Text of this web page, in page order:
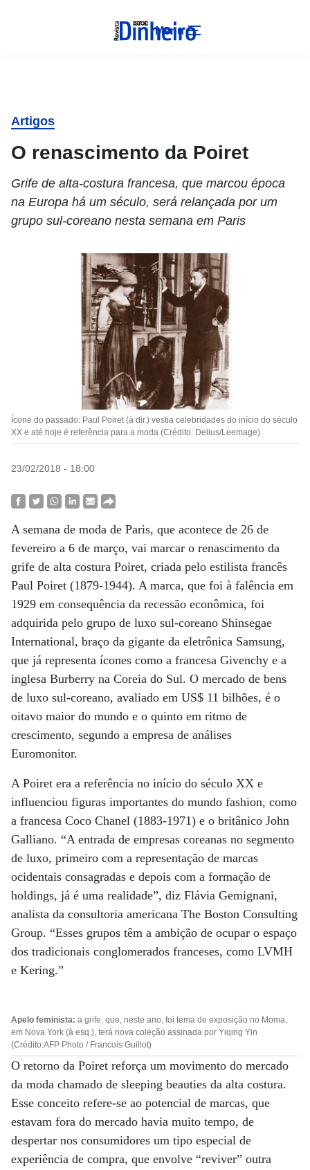
Menu
Artigos
O renascimento da Poiret
Grife de alta-costura francesa, que marcou época
na Europa há um século, será relançada por um
grupo sul-coreano nesta semana em Paris
Ícone do passado: Paul Poiret (à dir.) vestia celebridades do início do século
XX e até hoje é referência para a moda (Crédito: Delius/Leemage)
23/02/2018 - 18:00
A semana de moda de Paris, que acontece de 26 de
fevereiro a 6 de março, vai marcar o renascimento da
grife de alta costura Poiret, criada pelo estilista francês
Paul Poiret (1879-1944). A marca, que foi à falência em
1929 em consequência da recessão econômica, foi
adquirida pelo grupo de luxo sul-coreano Shinsegae
International, braço da gigante da eletrônica Samsung,
que já representa ícones como a francesa Givenchy e a
inglesa Burberry na Coreia do Sul. O mercado de bens
de luxo sul-coreano, avaliado em US$ 11 bilhões, é o
oitavo maior do mundo e o quinto em ritmo de
crescimento, segundo a empresa de análises
Euromonitor.
A Poiret era a referência no início do século XX e
influenciou figuras importantes do mundo fashion, como
a francesa Coco Chanel (1883-1971) e o britânico John
Galliano. “A entrada de empresas coreanas no segmento
de luxo, primeiro com a representação de marcas
ocidentais consagradas e depois com a formação de
holdings, já é uma realidade”, diz Flávia Gemignani,
analista da consultoria americana The Boston Consulting
Group. “Esses grupos têm a ambição de ocupar o espaço
dos tradicionais conglomerados franceses, como LVMH
e Kering.”
Apelo feminista: a grife, que, neste ano, foi tema de exposição no Moma,
em Nova York (à esq.), terá nova coleção assinada por Yiqing Yin
(Crédito:AFP Photo / Francois Guillot)
O retorno da Poiret reforça um movimento do mercado
da moda chamado de sleeping beauties da alta costura.
Esse conceito refere-se ao potencial de marcas, que
estavam fora do mercado havia muito tempo, de
despertar nos consumidores um tipo especial de
experiência de compra, que envolve “reviver” outra